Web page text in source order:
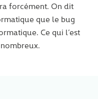
forcément. On dit
que le bug
Ce qui l’est